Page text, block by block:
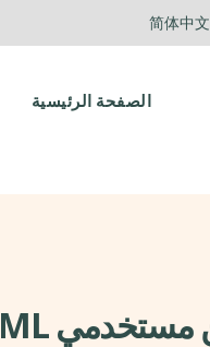
简体中文
الصفحة الرئيسية